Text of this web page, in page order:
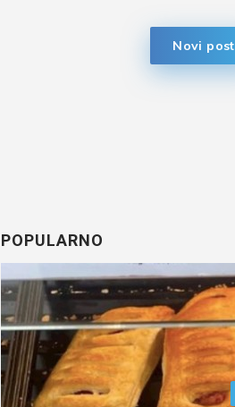
Novi post
POPULARNO